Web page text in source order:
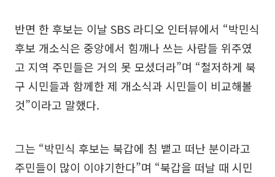
반면 한 후보는 이날 SBS 라디오 인터뷰에서 “박민식
후보 개소식은 중앙에서 힘깨나 쓰는 사람들 위주였
고 지역 주민들은 거의 못 모셨더라”며 “철저하게 북
구 시민들과 함께한 제 개소식과 시민들이 비교해볼
것”이라고 말했다.
그는 “박민식 후보는 북갑에 침 뱉고 떠난 분이라고
주민들이 많이 이야기한다”며 “북갑을 떠날 때 시민